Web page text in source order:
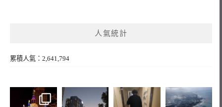
人氣統計
累積人氣：2,641,794